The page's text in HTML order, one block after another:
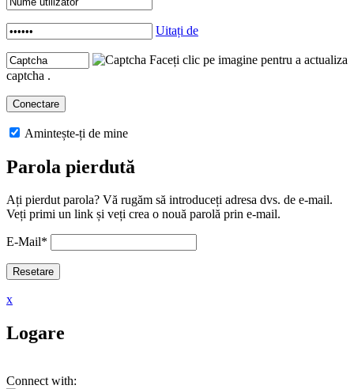
Uitați de
Faceți clic pe imagine pentru a actualiza
captcha .
Amintește-ți de mine
Parola pierdută
Ați pierdut parola? Vă rugăm să introduceți adresa dvs. de e-mail.
Veți primi un link și veți crea o nouă parolă prin e-mail.
E-Mail*
x
Logare
Connect with: